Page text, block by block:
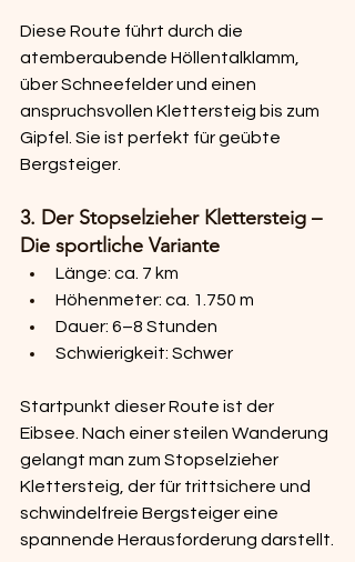
Diese Route führt durch die
atemberaubende Höllentalklamm,
über Schneefelder und einen
anspruchsvollen Klettersteig bis zum
Gipfel. Sie ist perfekt für geübte
Bergsteiger.
3. Der Stopselzieher Klettersteig –
Die sportliche Variante
Länge: ca. 7 km
Höhenmeter: ca. 1.750 m
Dauer: 6–8 Stunden
Schwierigkeit: Schwer
Startpunkt dieser Route ist der
Eibsee. Nach einer steilen Wanderung
gelangt man zum Stopselzieher
Klettersteig, der für trittsichere und
schwindelfreie Bergsteiger eine
spannende Herausforderung darstellt.